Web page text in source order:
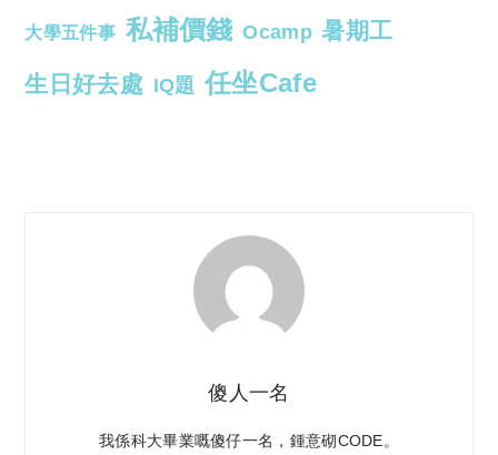
大學五件事 私補價錢 Ocamp 暑期工
生日好去處 IQ題 任坐Cafe
傻人一名
我係科大畢業嘅傻仔一名，鍾意砌CODE。